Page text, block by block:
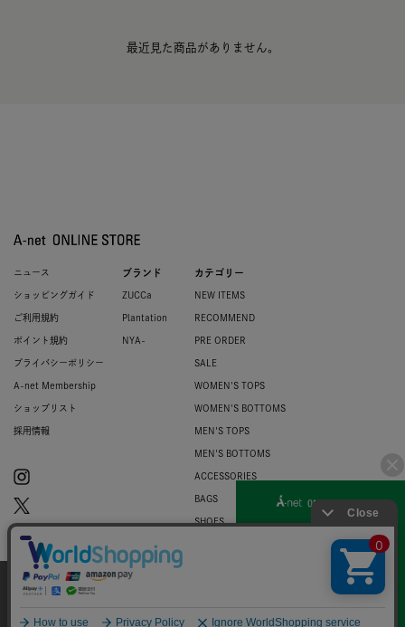
最近見た商品がありません。
ニュース
ショッピングガイド
ご利用規約
ポイント規約
プライバシーポリシー
A-net Membership
ショップリスト
採用情報
ブランド
ZUCCa
Plantation
NYA-
カテゴリー
NEW ITEMS
RECOMMEND
PRE ORDER
SALE
WOMEN'S TOPS
WOMEN'S BOTTOMS
MEN'S TOPS
MEN'S BOTTOMS
ACCESSORIES
BAGS
SHOES
当サイトではお客様のウェブサイト体験を
より向上させる為にCookieを使用しており